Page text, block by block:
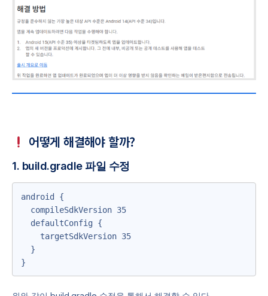
어떻게 해결해야 할까?
1. build.gradle 파일 수정
android {
}